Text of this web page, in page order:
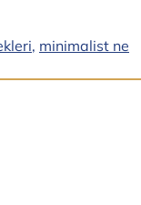
, minimalist ne